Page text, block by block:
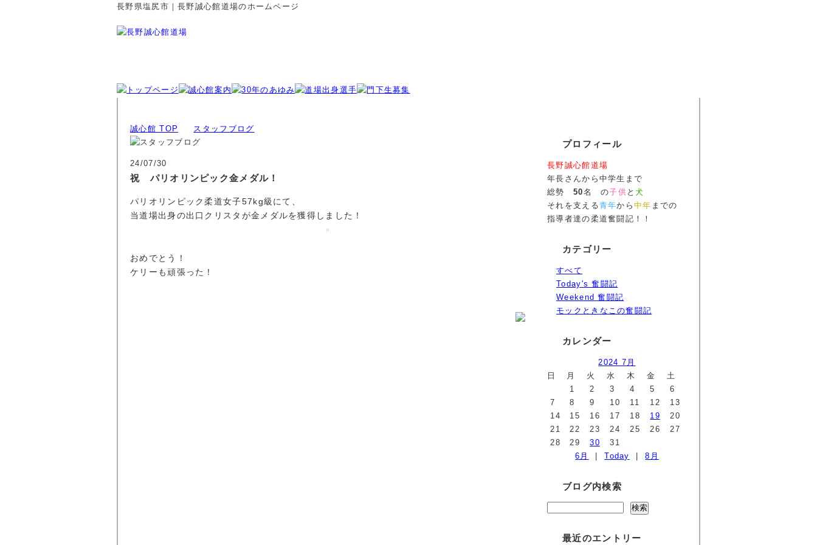
長野県塩尻市｜長野誠心館道場のホームページ
誠心館 TOP スタッフブログ
24/07/30
祝 パリオリンピック金メダル！
パリオリンピック柔道女子57kg級にて、
当道場出身の出口クリスタが金メダルを獲得しました！
おめでとう！
ケリーも頑張った！
プロフィール
長野誠心館道場
年長さんから中学生まで
総勢 50名 の子供 と犬
それを支える青年から中年 までの
指導者達の柔道奮闘記！！
カテゴリー
すべて
Today's 奮闘記
Weekend 奮闘記
モックときなこの奮闘記
カレンダー
2024 7月
日
月 火 水 木 金
土
1
2 3 4 5
6
7
8 9 10 11 12
13
14
15 16 17 18 19
20
21
22 23 24 25 26
27
28
29 30
31
6月
|Today |8月
ブログ内検索
最近のエントリー